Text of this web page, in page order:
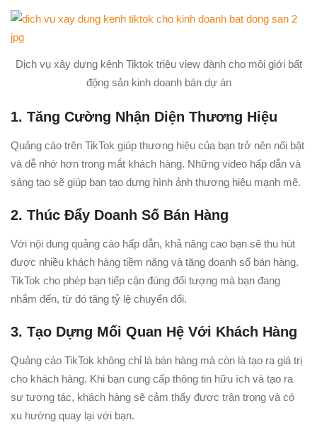
Dịch vụ xây dựng kênh Tiktok triệu view dành cho môi giới bất
động sản kinh doanh bán dự án
1. Tăng Cường Nhận Diện Thương Hiệu
Quảng cáo trên TikTok giúp thương hiệu của bạn trở nên nổi bật
và dễ nhớ hơn trong mắt khách hàng. Những video hấp dẫn và
sáng tạo sẽ giúp bạn tạo dựng hình ảnh thương hiệu mạnh mẽ.
2. Thúc Đẩy Doanh Số Bán Hàng
Với nội dung quảng cáo hấp dẫn, khả năng cao bạn sẽ thu hút
được nhiều khách hàng tiềm năng và tăng doanh số bán hàng.
TikTok cho phép bạn tiếp cận đúng đối tượng mà bạn đang
nhắm đến, từ đó tăng tỷ lệ chuyển đổi.
3. Tạo Dựng Mối Quan Hệ Với Khách Hàng
Quảng cáo TikTok không chỉ là bán hàng mà còn là tạo ra giá trị
cho khách hàng. Khi bạn cung cấp thông tin hữu ích và tạo ra
sự tương tác, khách hàng sẽ cảm thấy được trân trọng và có
xu hướng quay lại với bạn.